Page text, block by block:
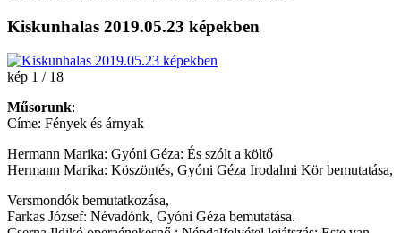
Kiskunhalas 2019.05.23 képekben
kép 1 / 18
Műsorunk:
Címe: Fények és árnyak
Hermann Marika: Gyóni Géza: És szólt a költő
Hermann Marika: Köszöntés, Gyóni Géza Irodalmi Kör bemutatása,
Versmondók bemutatkozása,
Farkas József: Névadónk, Gyóni Géza bemutatása.